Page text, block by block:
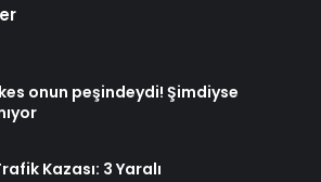
onun peşindeydi! Şimdiyse
Kazası: 3 Yaralı